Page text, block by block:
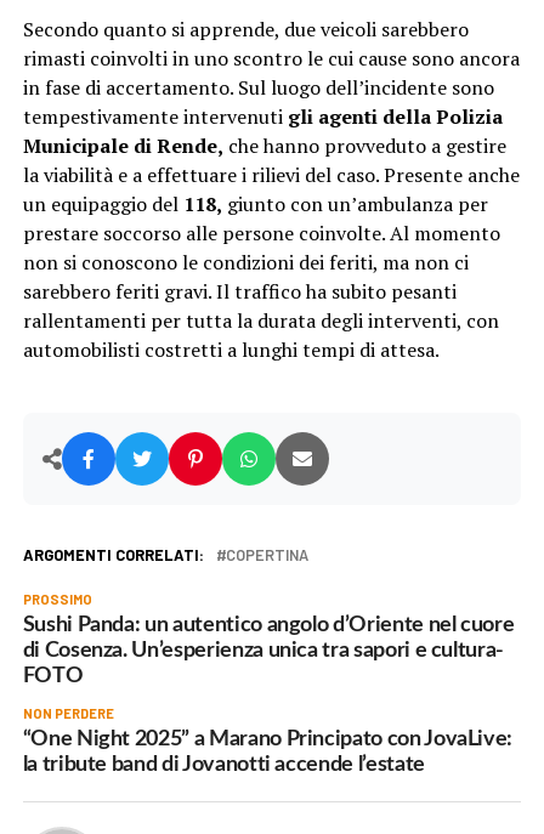
Secondo quanto si apprende, due veicoli sarebbero
rimasti coinvolti in uno scontro le cui cause sono ancora
in fase di accertamento. Sul luogo dell’incidente sono
tempestivamente intervenuti gli agenti della Polizia
Municipale di Rende, che hanno provveduto a gestire
la viabilità e a effettuare i rilievi del caso. Presente anche
un equipaggio del 118, giunto con un’ambulanza per
prestare soccorso alle persone coinvolte. Al momento
non si conoscono le condizioni dei feriti, ma non ci
sarebbero feriti gravi. Il traffico ha subito pesanti
rallentamenti per tutta la durata degli interventi, con
automobilisti costretti a lunghi tempi di attesa.
ARGOMENTI CORRELATI: COPERTINA
PROSSIMO
Sushi Panda: un autentico angolo d’Oriente nel cuore
di Cosenza. Un’esperienza unica tra sapori e cultura-
FOTO
NON PERDERE
“One Night 2025” a Marano Principato con JovaLive:
la tribute band di Jovanotti accende l’estate